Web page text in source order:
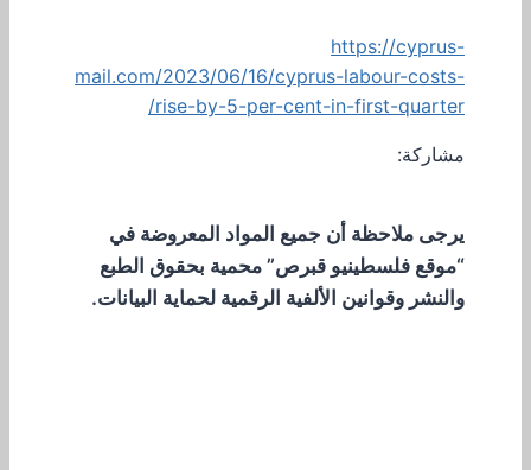
https://cyprus-
mail.com/2023/06/16/cyprus-labour-costs-
rise-by-5-per-cent-in-first-quarter/
مشاركة:
يرجى ملاحظة أن جميع المواد المعروضة في
“موقع فلسطينيو قبرص” محمية بحقوق الطبع
والنشر وقوانين الألفية الرقمية لحماية البيانات.